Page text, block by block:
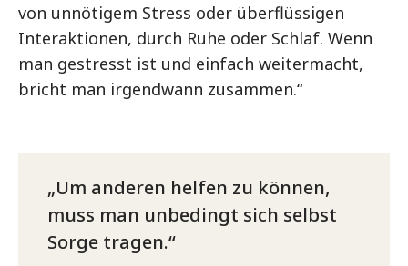
von unnötigem Stress oder überflüssigen
Interaktionen, durch Ruhe oder Schlaf. Wenn
man gestresst ist und einfach weitermacht,
bricht man irgendwann zusammen.“
Um anderen helfen zu können,
muss man unbedingt sich selbst
Sorge tragen.